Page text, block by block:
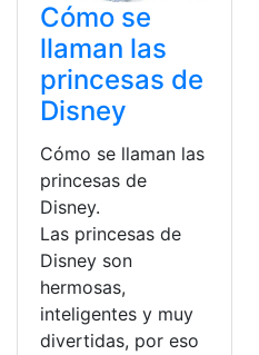
Cómo se
llaman las
princesas de
Disney
Cómo se llaman las
princesas de
Disney.
Las princesas de
Disney son
hermosas,
inteligentes y muy
divertidas, por eso